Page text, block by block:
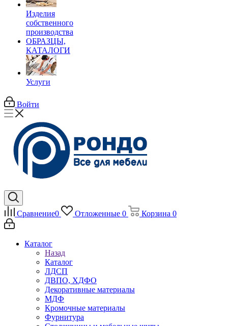
Изделия
собственного
производства
ОБРАЗЦЫ,
КАТАЛОГИ
Услуги
Войти
Сравнение0 Отложенные 0 Корзина 0
Каталог
Назад
Каталог
ЛДСП
ДВПО, ХДФО
Декоративные материалы
МДФ
Кромочные материалы
Фурнитура